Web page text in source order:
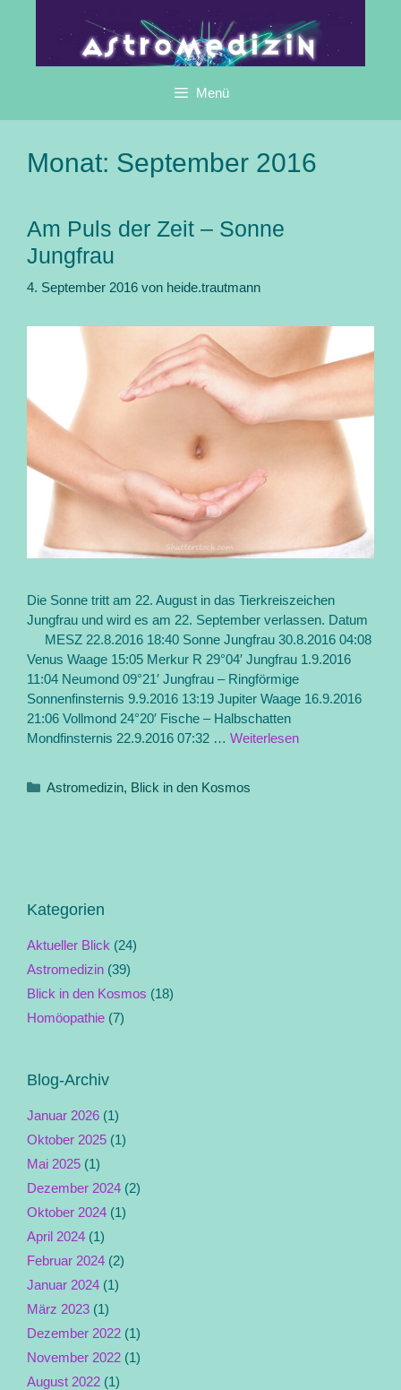
Menü
Monat: September 2016
Am Puls der Zeit – Sonne
Jungfrau
4. September 2016 von heide.trautmann
Die Sonne tritt am 22. August in das Tierkreiszeichen
Jungfrau und wird es am 22. September verlassen. Datum
MESZ 22.8.2016 18:40 Sonne Jungfrau 30.8.2016 04:08
Venus Waage 15:05 Merkur R 29°04′ Jungfrau 1.9.2016
11:04 Neumond 09°21′ Jungfrau – Ringförmige
Sonnenfinsternis 9.9.2016 13:19 Jupiter Waage 16.9.2016
21:06 Vollmond 24°20′ Fische – Halbschatten
Mondfinsternis 22.9.2016 07:32 … Weiterlesen
Kategorien
Astromedizin, Blick in den Kosmos
Kategorien
Aktueller Blick (24)
Astromedizin (39)
Blick in den Kosmos (18)
Homöopathie (7)
Blog-Archiv
Januar 2026 (1)
Oktober 2025 (1)
Mai 2025 (1)
Dezember 2024 (2)
Oktober 2024 (1)
April 2024 (1)
Februar 2024 (2)
Januar 2024 (1)
März 2023 (1)
Dezember 2022 (1)
November 2022 (1)
August 2022 (1)